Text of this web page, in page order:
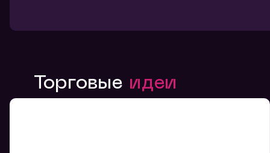
Торговые идеи